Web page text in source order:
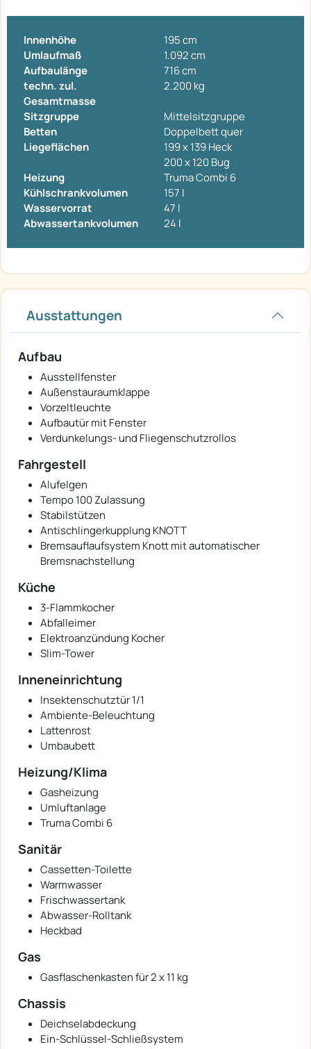
Innenhöhe
195 cm
Umlaufmaß
1.092 cm
Aufbaulänge
716 cm
techn. zul.
Gesamtmasse
2.200 kg
Sitzgruppe
Mittelsitzgruppe
Betten
Doppelbett quer
Liegeflächen
199 x 139 Heck
200 x 120 Bug
Heizung
Truma Combi 6
Kühlschrankvolumen
157 l
Wasservorrat
47 l
Abwassertankvolumen
24 l
Ausstattungen
Aufbau
Ausstellfenster
Außenstauraumklappe
Vorzeltleuchte
Aufbautür mit Fenster
Verdunkelungs- und Fliegenschutzrollos
Fahrgestell
Alufelgen
Tempo 100 Zulassung
Stabilstützen
Antischlingerkupplung KNOTT
Bremsauflaufsystem Knott mit automatischer
Bremsnachstellung
Küche
3-Flammkocher
Abfalleimer
Elektroanzündung Kocher
Slim-Tower
Inneneinrichtung
Insektenschutztür 1/1
Ambiente-Beleuchtung
Lattenrost
Umbaubett
Heizung/Klima
Gasheizung
Umluftanlage
Truma Combi 6
Sanitär
Cassetten-Toilette
Warmwasser
Frischwassertank
Abwasser-Rolltank
Heckbad
Gas
Gasflaschenkasten für 2 x 11 kg
Chassis
Deichselabdeckung
Ein-Schlüssel-Schließsystem